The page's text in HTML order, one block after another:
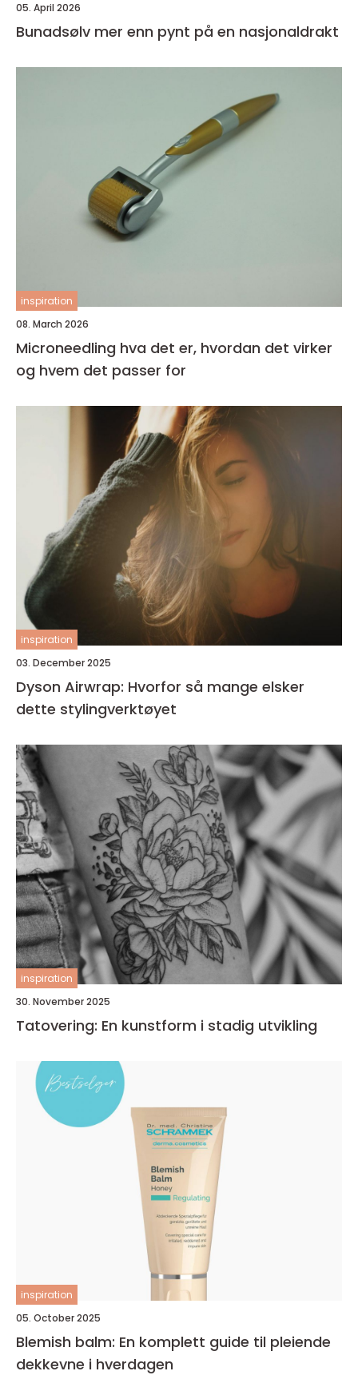
05. April 2026
Bunadsølv mer enn pynt på en nasjonaldrakt
inspiration
08. March 2026
Microneedling hva det er, hvordan det virker
og hvem det passer for
inspiration
03. December 2025
Dyson Airwrap: Hvorfor så mange elsker
dette stylingverktøyet
inspiration
30. November 2025
Tatovering: En kunstform i stadig utvikling
inspiration
05. October 2025
Blemish balm: En komplett guide til pleiende
dekkevne i hverdagen